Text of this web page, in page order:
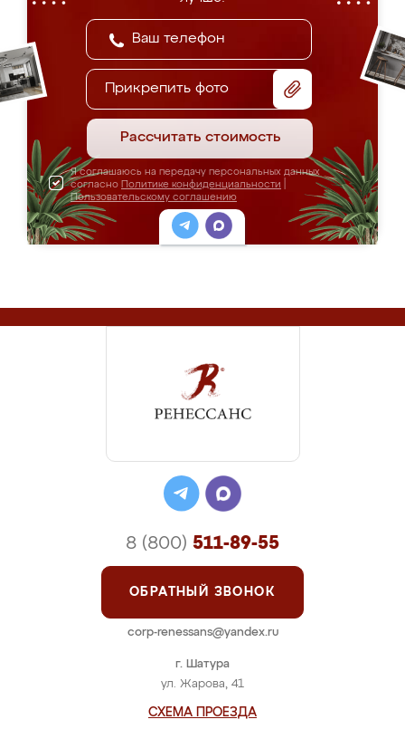
Прикрепить фото
Рассчитать стоимость
Я соглашаюсь на передачу персональных данных
согласно Политике конфиденциальности
Пользовательскому соглашению
г. Шатура
ул. Жарова, 41
СХЕМА ПРОЕЗДА
8 (800) 511-89-55
ОБРАТНЫЙ ЗВОНОК
corp-renessans@yandex.ru